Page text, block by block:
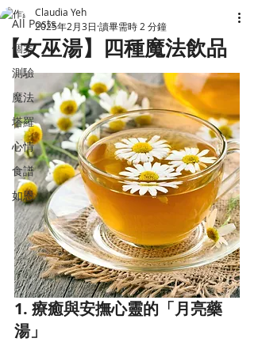
All Posts
個案
測驗
魔法
塔羅
心情
食譜
如恩
【女巫湯】四種魔法飲品
Claudia Yeh
2025年2月3日 讀畢需時 2 分鐘
1. 療癒與安撫心靈的「月亮藥
湯」